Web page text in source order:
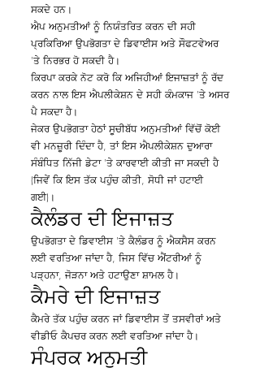
ਸਕਦੇ ਹਨ।
ਐਪ ਅਨੁਮਤੀਆਂ ਨੂੰ ਨਿਯੰਤਰਿਤ ਕਰਨ ਦੀ ਸਹੀ
ਪ੍ਰਕਿਰਿਆ ਉਪਭੋਗਤਾ ਦੇ ਡਿਵਾਈਸ ਅਤੇ ਸੌਫਟਵੇਅਰ
'ਤੇ ਨਿਰਭਰ ਹੋ ਸਕਦੀ ਹੈ।
ਕਿਰਪਾ ਕਰਕੇ ਨੋਟ ਕਰੋ ਕਿ ਅਜਿਹੀਆਂ ਇਜਾਜ਼ਤਾਂ ਨੂੰ ਰੱਦ
ਕਰਨ ਨਾਲ ਇਸ ਐਪਲੀਕੇਸ਼ਨ ਦੇ ਸਹੀ ਕੰਮਕਾਜ 'ਤੇ ਅਸਰ
ਪੈ ਸਕਦਾ ਹੈ।
ਜੇਕਰ ਉਪਭੋਗਤਾ ਹੇਠਾਂ ਸੂਚੀਬੱਧ ਅਨੁਮਤੀਆਂ ਵਿੱਚੋਂ ਕੋਈ
ਵੀ ਮਨਜ਼ੂਰੀ ਦਿੰਦਾ ਹੈ, ਤਾਂ ਇਸ ਐਪਲੀਕੇਸ਼ਨ ਦੁਆਰਾ
ਸੰਬੰਧਿਤ ਨਿੱਜੀ ਡੇਟਾ 'ਤੇ ਕਾਰਵਾਈ ਕੀਤੀ ਜਾ ਸਕਦੀ ਹੈ
(ਜਿਵੇਂ ਕਿ ਇਸ ਤੱਕ ਪਹੁੰਚ ਕੀਤੀ, ਸੋਧੀ ਜਾਂ ਹਟਾਈ
ਗਈ)।
ਕੈਲੰਡਰ ਦੀ ਇਜਾਜ਼ਤ
ਉਪਭੋਗਤਾ ਦੇ ਡਿਵਾਈਸ 'ਤੇ ਕੈਲੰਡਰ ਨੂੰ ਐਕਸੈਸ ਕਰਨ
ਲਈ ਵਰਤਿਆ ਜਾਂਦਾ ਹੈ, ਜਿਸ ਵਿੱਚ ਐਂਟਰੀਆਂ ਨੂੰ
ਪੜ੍ਹਨਾ, ਜੋੜਨਾ ਅਤੇ ਹਟਾਉਣਾ ਸ਼ਾਮਲ ਹੈ।
ਕੈਮਰੇ ਦੀ ਇਜਾਜ਼ਤ
ਕੈਮਰੇ ਤੱਕ ਪਹੁੰਚ ਕਰਨ ਜਾਂ ਡਿਵਾਈਸ ਤੋਂ ਤਸਵੀਰਾਂ ਅਤੇ
ਵੀਡੀਓ ਕੈਪਚਰ ਕਰਨ ਲਈ ਵਰਤਿਆ ਜਾਂਦਾ ਹੈ।
ਸੰਪਰਕ ਅਨੁਮਤੀ